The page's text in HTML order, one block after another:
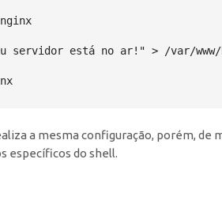
servidor está no ar!" > /var/
a mesma configuração, porém, de
específicos do shell.